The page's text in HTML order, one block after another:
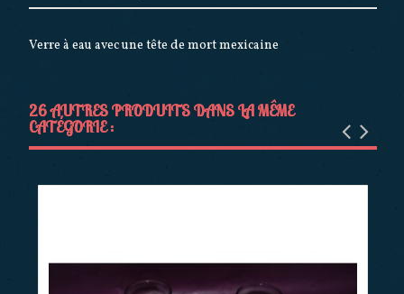
Verre à eau avec une tête de mort mexicaine
26 AUTRES PRODUITS DANS LA MÊME
CATÉGORIE :